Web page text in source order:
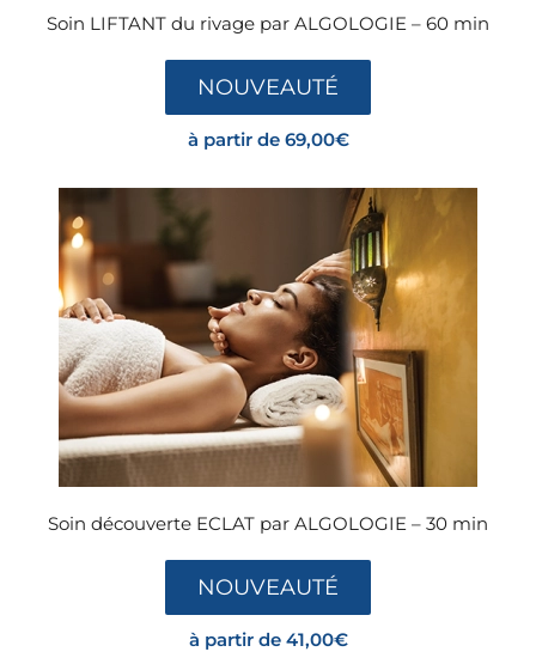
Soin LIFTANT du rivage par ALGOLOGIE – 60 min
NOUVEAUTÉ
à partir de 69,00€
Soin découverte ECLAT par ALGOLOGIE – 30 min
NOUVEAUTÉ
à partir de 41,00€